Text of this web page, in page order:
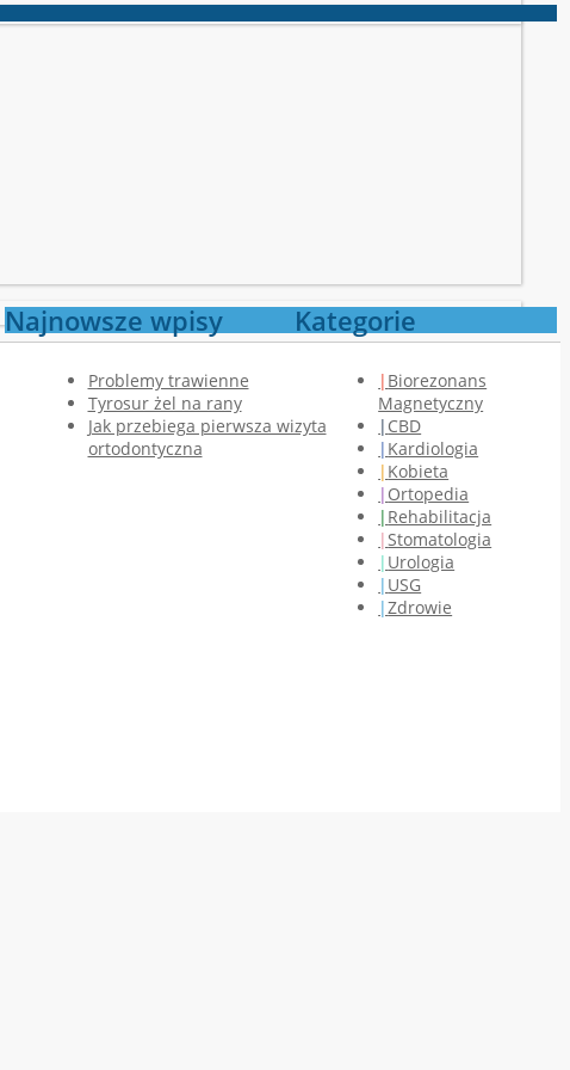
Najnowsze wpisy
Problemy trawienne
Tyrosur żel na rany
Jak przebiega pierwsza wizyta
ortodontyczna
Kategorie
Biorezonans
Magnetyczny
CBD
Kardiologia
Kobieta
Ortopedia
Rehabilitacja
Stomatologia
Urologia
USG
Zdrowie